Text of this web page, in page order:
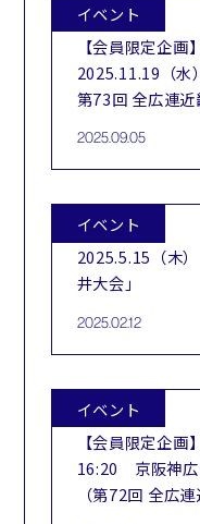
イベント
【会員限定企画
2025.11.19（
第73回 全広連
2025.09.05
イベント
2025.5.15（木
井大会」
2025.02.12
イベント
【会員限定企
16:20 京阪神広
（第72回 全広